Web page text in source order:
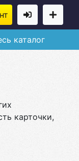
каталог
карточки,